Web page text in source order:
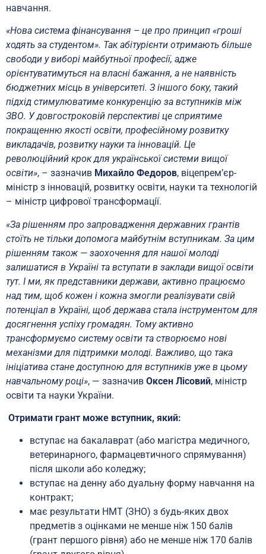
навчання.
«Нова система фінансування – це про принцип «гроші
ходять за студентом». Так абітурієнти отримають більше
свободи у виборі майбутньої професії, адже
орієнтуватимуться на власні бажання, а не наявність
бюджетних місць в університеті. З іншого боку, такий
підхід стимулюватиме конкуренцію за вступників між
ЗВО. У довгостроковій перспективі це сприятиме
покращенню якості освіти, професійному розвитку
викладачів, розвитку науки та інновацій. Це
революційний крок для української системи вищої
освіти», – зазначив Михайло Федоров, віцепрем’єр-
міністр з інновацій, розвитку освіти, науки та технологій
– міністр цифрової трансформації.
«За рішенням про запровадження державних грантів
стоїть не тільки допомога майбутнім вступникам. За цим
рішенням також — заохочення для нашої молоді
залишатися в Україні та вступати в заклади вищої освіти
тут. І ми, як представники держави, активно працюємо
над тим, щоб кожен і кожна змогли реалізувати свій
потенціал в Україні, щоб держава стала інструментом для
досягнення успіху громадян. Тому активно
трансформуємо систему освіти та створюємо нові
механізми для підтримки молоді. Важливо, що така
ініціатива стане доступною для вступників уже в цьому
навчальному році», — зазначив Оксен Лісовий, міністр
освіти та науки України.
Отримати грант може вступник, який:
вступає на бакалаврат (або магістра медичного,
ветеринарного, фармацевтичного спрямування)
після школи або коледжу;
вступає на денну або дуальну форму навчання на
контракт;
має результати НМТ (ЗНО) з будь-яких двох
предметів з оцінками не менше ніж 150 балів
(грант першого рівня) або не менше ніж 170 балів